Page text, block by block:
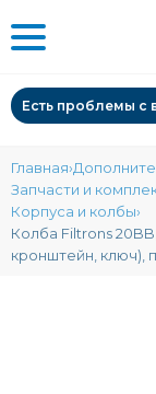
Есть проблемы с
Главная
Запчасти и
Корпуса и колбы
Колба Filtrons
кронштейн, ключ),